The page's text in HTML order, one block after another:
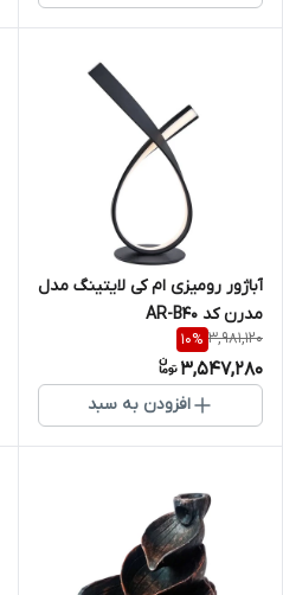
آباژور رومیزی ام کی لایتینگ مدل
مدرن کد AR-B40
3,981,120
10%
3,547,280
افزودن به سبد